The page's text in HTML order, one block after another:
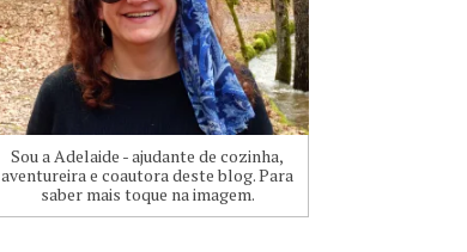
Sou a Adelaide - ajudante de cozinha,
aventureira e coautora deste blog. Para
saber mais toque na imagem.